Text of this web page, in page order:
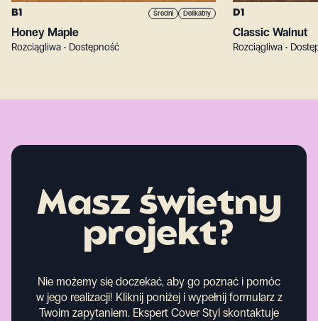
B1 Średni Delikatny
Honey Maple
Rozciągliwa • Dostępność
D1
Classic Walnut
Rozciągliwa •
Masz świetny
projekt?
Nie możemy się doczekać, aby go poznać i pomóc
w jego realizacji! Kliknij poniżej i wypełnij formularz z
Twoim zapytaniem. Ekspert Cover Styl skontaktuje